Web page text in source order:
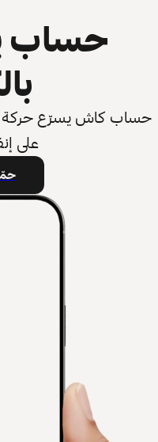
حساب
حساب كاش يسرّع حركة
على